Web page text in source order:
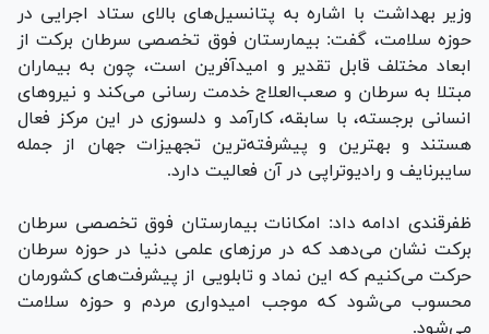
وزیر بهداشت با اشاره به پتانسیل‌های بالای ستاد اجرایی در
حوزه سلامت، گفت: بیمارستان فوق تخصصی سرطان برکت از
ابعاد مختلف قابل تقدیر و امیدآفرین است، چون به بیماران
مبتلا به سرطان و صعب‌العلاج خدمت رسانی می‌کند و نیرو‌های
انسانی برجسته، با سابقه، کارآمد و دلسوزی در این مرکز فعال
هستند و بهترین و پیشرفته‌ترین تجهیزات جهان از جمله
سایبرنایف و رادیوتراپی در آن فعالیت دارد.
ظفرقندی ادامه داد: امکانات بیمارستان فوق تخصصی سرطان
برکت نشان می‌دهد که در مرز‌های علمی دنیا در حوزه سرطان
حرکت می‌کنیم که این نماد و تابلویی از پیشرفت‌های کشورمان
محسوب می‌شود که موجب امیدواری مردم و حوزه سلامت
می‌شود.